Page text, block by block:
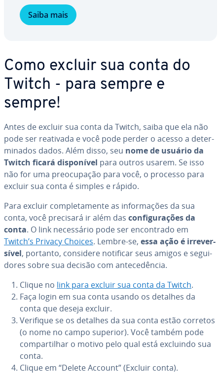
Saiba mais
Como excluir sua conta do
Twitch - para sempre e
sempre!
Antes de excluir sua conta da Twitch, saiba que ela não
pode ser reativada e você pode perder o acesso a de­ter­
mi­na­dos dados. Além disso, seu nome de usuário da
Twitch ficará dis­po­ní­vel para outros usarem. Se isso
não for uma pre­o­cu­pa­ção para você, o processo para
excluir sua conta é simples e rápido.
Para excluir com­ple­ta­mente as in­for­ma­ções da sua
conta, você precisará ir além das con­fi­gu­ra­ções da
conta. O link ne­ces­sá­rio pode ser en­con­trado em
Twitch’s Privacy Choices. Lembre-se, essa ação é ir­re­ver­
sí­vel, portanto, considere notificar seus amigos e se­gui­
do­res sobre sua decisão com an­te­ce­dên­cia.
Clique no link para excluir sua conta da Twitch.
Faça login em sua conta usando os detalhes da
conta que deseja excluir.
Verifique se os detalhes da sua conta estão corretos
(o nome no campo superior). Você também pode
com­par­ti­lhar o motivo pelo qual está excluindo sua
conta.
Clique em “Delete Account” (Excluir conta).